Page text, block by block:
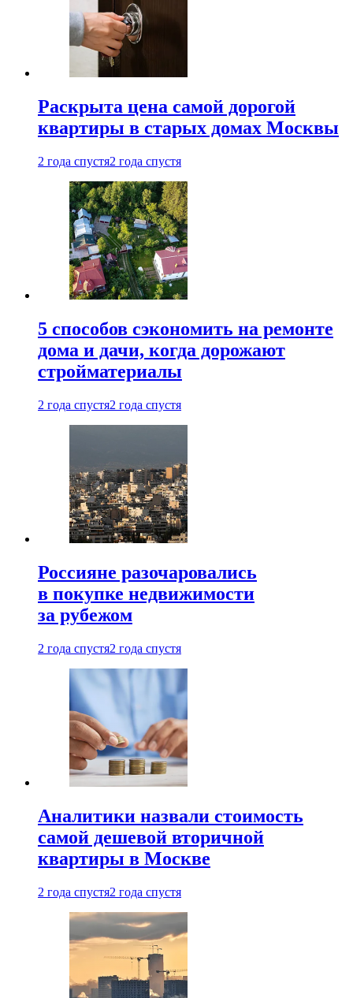
Раскрыта цена самой дорогой
квартиры в старых домах Москвы
2 года спустя2 года спустя
5 способов сэкономить на ремонте
дома и дачи, когда дорожают
стройматериалы
2 года спустя2 года спустя
Россияне разочаровались
в покупке недвижимости
за рубежом
2 года спустя2 года спустя
Аналитики назвали стоимость
самой дешевой вторичной
квартиры в Москве
2 года спустя2 года спустя